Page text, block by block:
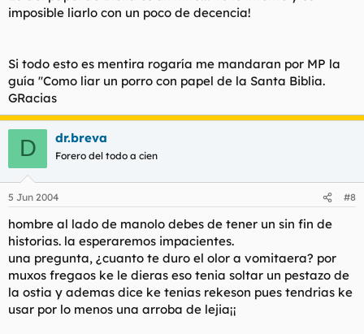
imposible liarlo con un poco de decencia!
Si todo esto es mentira rogaría me mandaran por MP la
guía ''Como liar un porro con papel de la Santa Biblia.
GRacias
D dr.breva
Forero del todo a cien
5 Jun 2004 #8
hombre al lado de manolo debes de tener un sin fin de
historias. la esperaremos impacientes.
una pregunta, ¿cuanto te duro el olor a vomitaera? por
muxos fregaos ke le dieras eso tenia soltar un pestazo de
la ostia y ademas dice ke tenias rekeson pues tendrias ke
usar por lo menos una arroba de lejia¡¡